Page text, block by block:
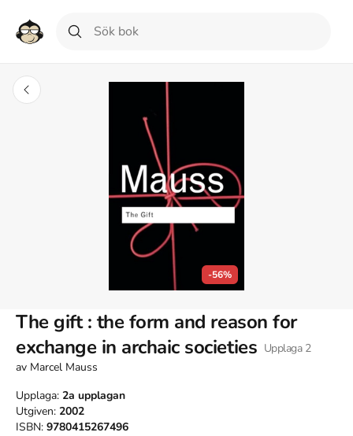
-56%
The gift : the form and reason for
exchange in archaic societies Upplaga 2
av Marcel Mauss
Upplaga: 2a upplagan
Utgiven: 2002
ISBN: 9780415267496